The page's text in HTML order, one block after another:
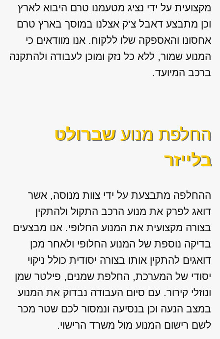
מקצועית על ידי נציג מטעמנו טרם היבוא לארץ
וכן מתבצע דאבל צ’ק אצלנו במוסך בארץ טרם
אחסונו והאספקה שלו ללקוח. אנו מוודאים כי
המנוע שמור, ללא כל נזק ומוכן לעבודה ולהתקנה
ברכב המיועד.
החלפת מנוע שברולט
בלייזר
ההחלפה מתבצעת על ידי צוות מנוסה, אשר
דואג לפרק את מנוע הרכב התקול ולהתקין
בצורה מקצועית את המנוע החלופי. אנו מבצעים
בדיקה נוספת של המנוע החלופי ולאחר מכן
דואגים להתקין אותו בצורה יסודית כולל ניקוי
יסודי של המערכת, החלפת שמנים, פילטר שמן
ונוזלי קירור. עם סיום העבודה נבדוק את המנוע
במצב הנעה וכן בנסיעה ונמסור לכם שטר מכר
לשם רישום המנוע מול משרד הרישוי.